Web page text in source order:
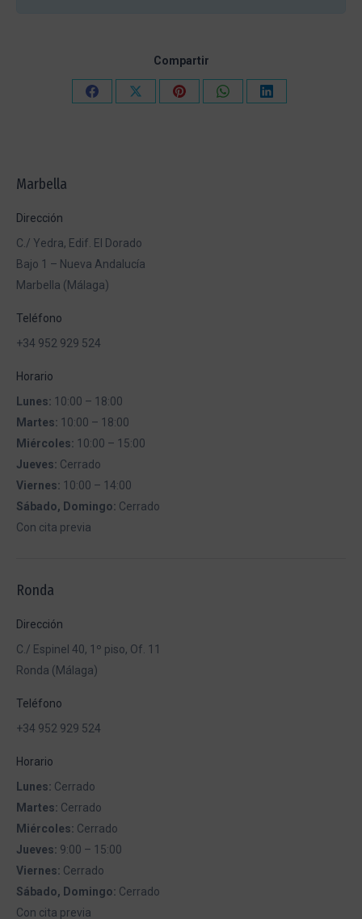
Compartir
CompartirCompartirCompartirCompartirCompartir
Marbella
Dirección
C./ Yedra, Edif. El Dorado
Bajo 1 – Nueva Andalucía
Marbella (Málaga)
Teléfono
+34 952 929 524
Horario
Lunes: 10:00 – 18:00
Martes: 10:00 – 18:00
Miércoles: 10:00 – 15:00
Jueves: Cerrado
Viernes: 10:00 – 14:00
Sábado, Domingo: Cerrado
Con cita previa
Ronda
Dirección
C./ Espinel 40, 1º piso, Of. 11
Ronda (Málaga)
Teléfono
+34 952 929 524
Horario
Lunes: Cerrado
Martes: Cerrado
Miércoles: Cerrado
Jueves: 9:00 – 15:00
Viernes: Cerrado
Sábado, Domingo: Cerrado
Con cita previa